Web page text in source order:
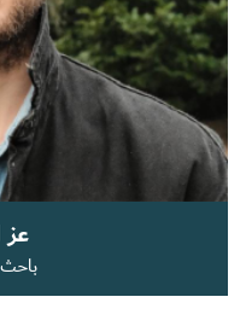
سجل الآن
EN